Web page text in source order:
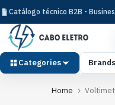
Pular
para
o
conteúdo
Catálogo técnico B2B -
Categories Brands
Home